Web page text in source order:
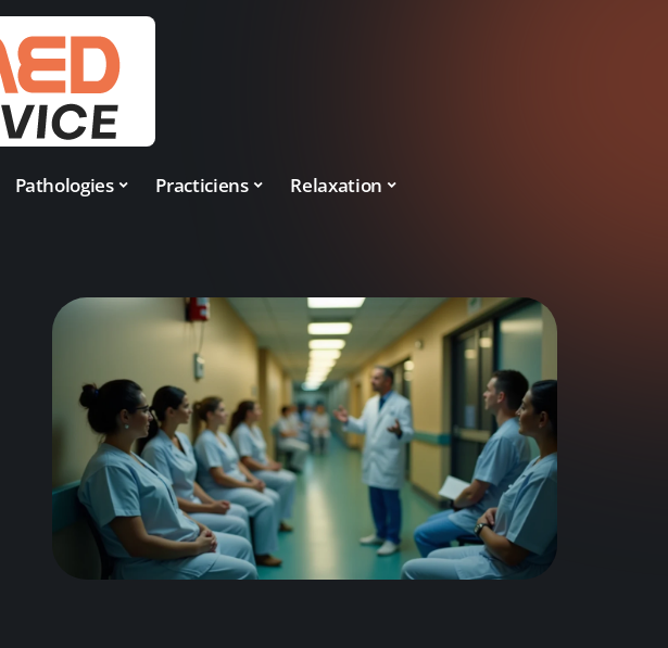
Pathologies Practiciens Relaxation